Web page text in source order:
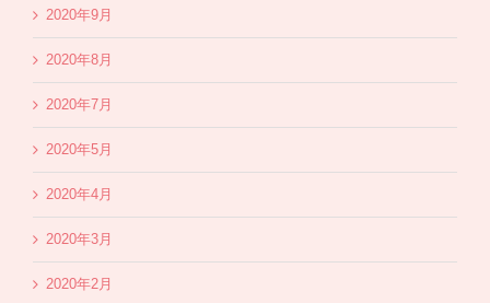
2020年9月
2020年8月
2020年7月
2020年5月
2020年4月
2020年3月
2020年2月